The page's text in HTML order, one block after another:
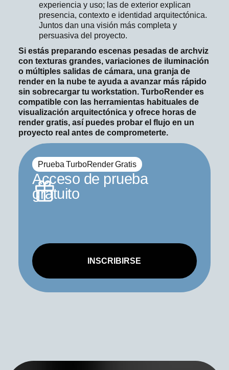
experiencia y uso; las de exterior explican
presencia, contexto e identidad arquitectónica.
Juntos dan una visión más completa y
persuasiva del proyecto.
Si estás preparando escenas pesadas de archviz
con texturas grandes, variaciones de iluminación
o múltiples salidas de cámara, una granja de
render en la nube te ayuda a avanzar más rápido
sin sobrecargar tu workstation. TurboRender es
compatible con las herramientas habituales de
visualización arquitectónica y ofrece horas de
render gratis, así puedes probar el flujo en un
proyecto real antes de comprometerte.
Prueba TurboRender Gratis
Acceso de prueba
gratuito
INSCRIBIRSE